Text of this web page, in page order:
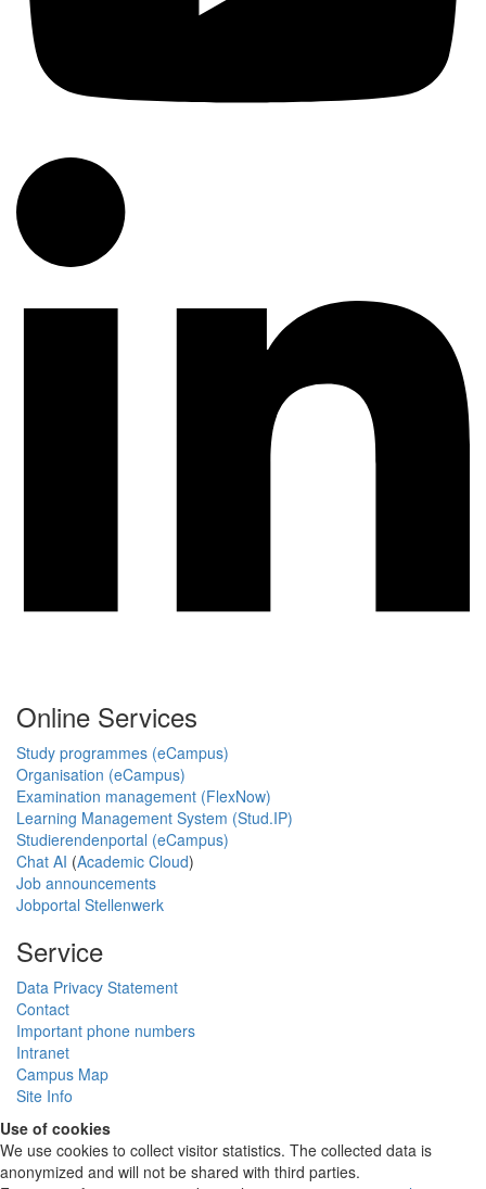
Online Services
Study programmes (eCampus)
Organisation (eCampus)
Examination management (FlexNow)
Learning Management System (Stud.IP)
Studierendenportal (eCampus)
Chat AI (Academic Cloud)
Job announcements
Jobportal Stellenwerk
Service
Data Privacy Statement
Contact
Important phone numbers
Intranet
Campus Map
Site Info
Use of cookies
We use cookies to collect visitor statistics. The collected data is
anonymized and will not be shared with third parties.